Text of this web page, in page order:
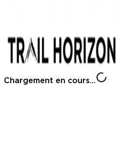
Chargement en cours...